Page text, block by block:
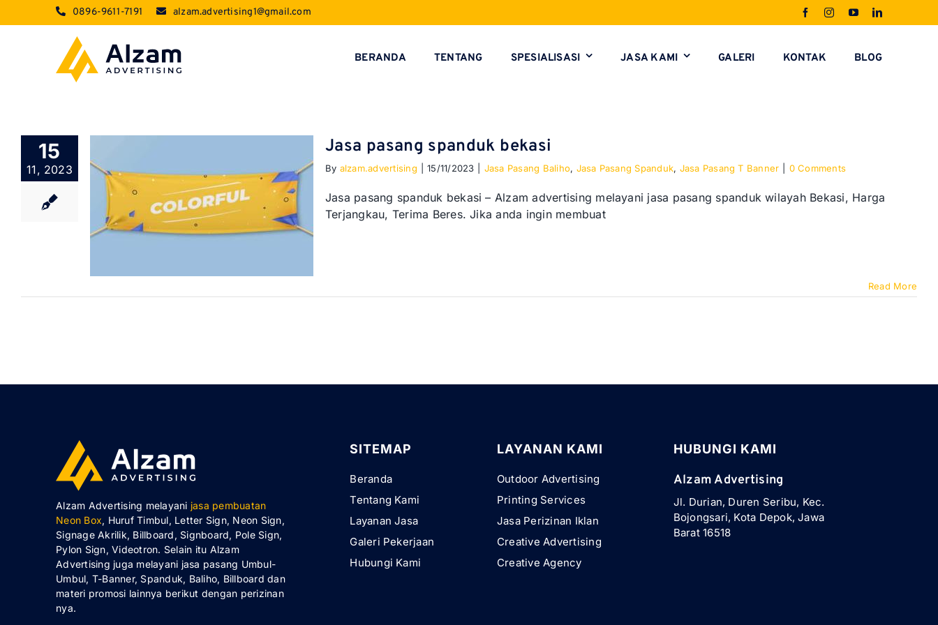
to
0896-9611-7191 alzam.advertising1@gmail.com
BERANDA TENTANG SPESIALISASI JASA KAMI GALERI KONTAK BLOG
15
11, 2023
Jasa pasang spanduk bekasi
By alzam.advertising 15/11/2023 Jasa Pasang Baliho, Jasa Pasang Spanduk, Jasa Pasang T Banner 0 Comments
Jasa pasang spanduk bekasi – Alzam advertising melayani jasa pasang spanduk wilayah Bekasi, Harga
Terjangkau, Terima Beres. Jika anda ingin membuat
Read More
Alzam Advertising melayani jasa pembuatan
Neon Box, Huruf Timbul, Letter Sign, Neon Sign,
Signage Akrilik, Billboard, Signboard, Pole Sign,
Pylon Sign, Videotron. Selain itu Alzam
Advertising juga melayani jasa pasang Umbul-
Umbul, T-Banner, Spanduk, Baliho, Billboard dan
materi promosi lainnya berikut dengan perizinan
nya.
SITEMAP
Beranda
Tentang Kami
Layanan Jasa
Galeri Pekerjaan
Hubungi Kami
LAYANAN KAMI
Outdoor Advertising
Printing Services
Jasa Perizinan Iklan
Creative Advertising
Creative Agency
HUBUNGI KAMI
Alzam Advertising
Jl. Durian, Duren Seribu, Kec.
Bojongsari, Kota Depok, Jawa
Barat 16518